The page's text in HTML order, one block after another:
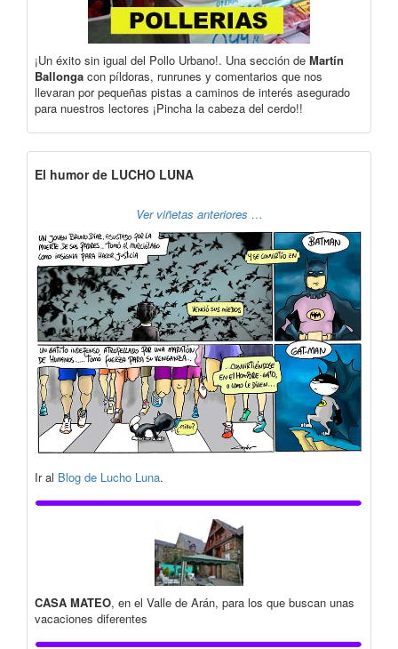
¡Un éxito sin igual del Pollo Urbano!. Una sección de Martín
Ballonga con píldoras, runrunes y comentarios que nos
llevaran por pequeñas pistas a caminos de interés asegurado
para nuestros lectores ¡Pincha la cabeza del cerdo!!
El humor de LUCHO LUNA
Ver viñetas anteriores …
Ir al Blog de Lucho Luna.
CASA MATEO, en el Valle de Arán, para los que buscan unas
vacaciones diferentes